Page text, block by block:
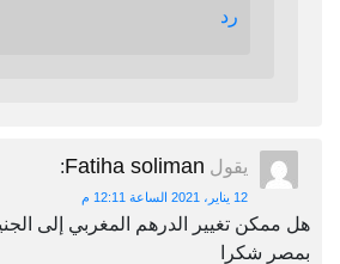
رد
يقول Fatiha soliman
:
12 يناير، 2021 الساعة 12:11 م
هل ممكن تغيير الدرهم المغربي إلى
بمصر شكرا